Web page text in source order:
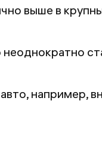
выше в
например,